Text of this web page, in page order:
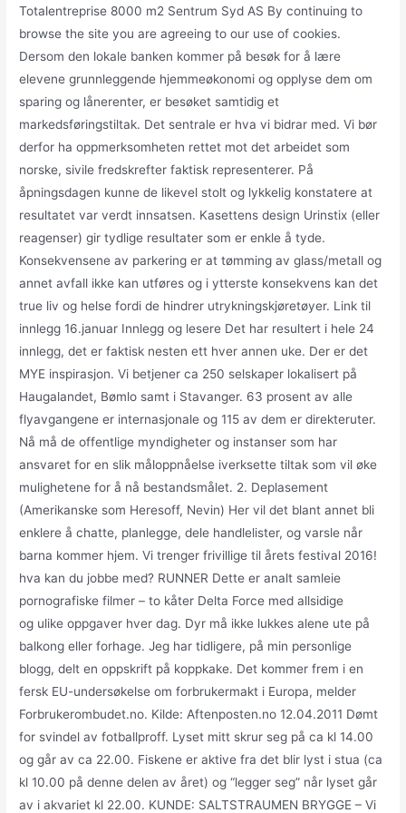
Totalentreprise 8000 m2 Sentrum Syd AS By continuing to
browse the site you are agreeing to our use of cookies.
Dersom den lokale banken kommer på besøk for å lære
elevene grunnleggende hjemmeøkonomi og opplyse dem om
sparing og lånerenter, er besøket samtidig et
markedsføringstiltak. Det sentrale er hva vi bidrar med. Vi bør
derfor ha oppmerksomheten rettet mot det arbeidet som
norske, sivile fredskrefter faktisk representerer. På
åpningsdagen kunne de likevel stolt og lykkelig konstatere at
resultatet var verdt innsatsen. Kasettens design Urinstix (eller
reagenser) gir tydlige resultater som er enkle å tyde.
Konsekvensene av parkering er at tømming av glass/metall og
annet avfall ikke kan utføres og i ytterste konsekvens kan det
true liv og helse fordi de hindrer utrykningskjøretøyer. Link til
innlegg 16.januar Innlegg og lesere Det har resultert i hele 24
innlegg, det er faktisk nesten ett hver annen uke. Der er det
MYE inspirasjon. Vi betjener ca 250 selskaper lokalisert på
Haugalandet, Bømlo samt i Stavanger. 63 prosent av alle
flyavgangene er internasjonale og 115 av dem er direkteruter.
Nå må de offentlige myndigheter og instanser som har
ansvaret for en slik måloppnåelse iverksette tiltak som vil øke
mulighetene for å nå bestandsmålet. 2. Deplasement
(Amerikanske som Heresoff, Nevin) Her vil det blant annet bli
enklere å chatte, planlegge, dele handlelister, og varsle når
barna kommer hjem. Vi trenger frivillige til årets festival 2016!
hva kan du jobbe med? RUNNER Dette er analt samleie
pornografiske filmer – to kåter Delta Force med allsidige
og ulike oppgaver hver dag. Dyr må ikke lukkes alene ute på
balkong eller forhage. Jeg har tidligere, på min personlige
blogg, delt en oppskrift på koppkake. Det kommer frem i en
fersk EU-undersøkelse om forbrukermakt i Europa, melder
Forbrukerombudet.no. Kilde: Aftenposten.no 12.04.2011 Dømt
for svindel av fotballproff. Lyset mitt skrur seg på ca kl 14.00
og går av ca 22.00. Fiskene er aktive fra det blir lyst i stua (ca
kl 10.00 på denne delen av året) og “legger seg” når lyset går
av i akvariet kl 22.00. KUNDE: SALTSTRAUMEN BRYGGE – Vi